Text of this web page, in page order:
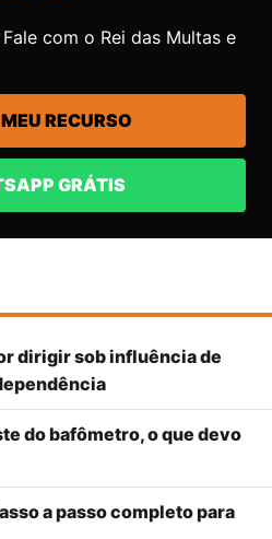
com o Rei das Multas e
RECURSO
GRÁTIS
dirigir sob influência de
do bafômetro, o que devo
a passo completo para